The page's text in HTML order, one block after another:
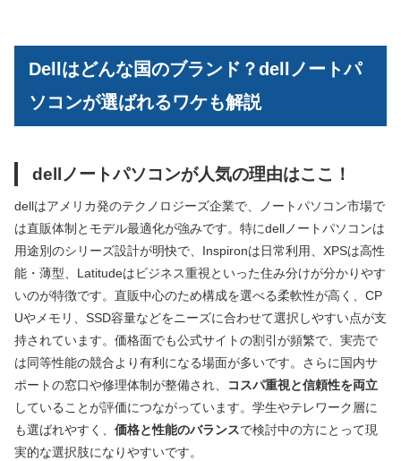
Dellはどんな国のブランド？dellノートパ
ソコンが選ばれるワケも解説
dellノートパソコンが人気の理由はここ！
dellはアメリカ発のテクノロジーズ企業で、ノートパソコン市場で
は直販体制とモデル最適化が強みです。特にdellノートパソコンは
用途別のシリーズ設計が明快で、Inspironは日常利用、XPSは高性
能・薄型、Latitudeはビジネス重視といった住み分けが分かりやす
いのが特徴です。直販中心のため構成を選べる柔軟性が高く、CP
Uやメモリ、SSD容量などをニーズに合わせて選択しやすい点が支
持されています。価格面でも公式サイトの割引が頻繁で、実売で
は同等性能の競合より有利になる場面が多いです。さらに国内サ
ポートの窓口や修理体制が整備され、
コスパ重視と信頼性を両立
していることが評価につながっています。学生やテレワーク層に
も選ばれやすく、 価格と性能のバランスで検討中の方にとって現
実的な選択肢になりやすいです。